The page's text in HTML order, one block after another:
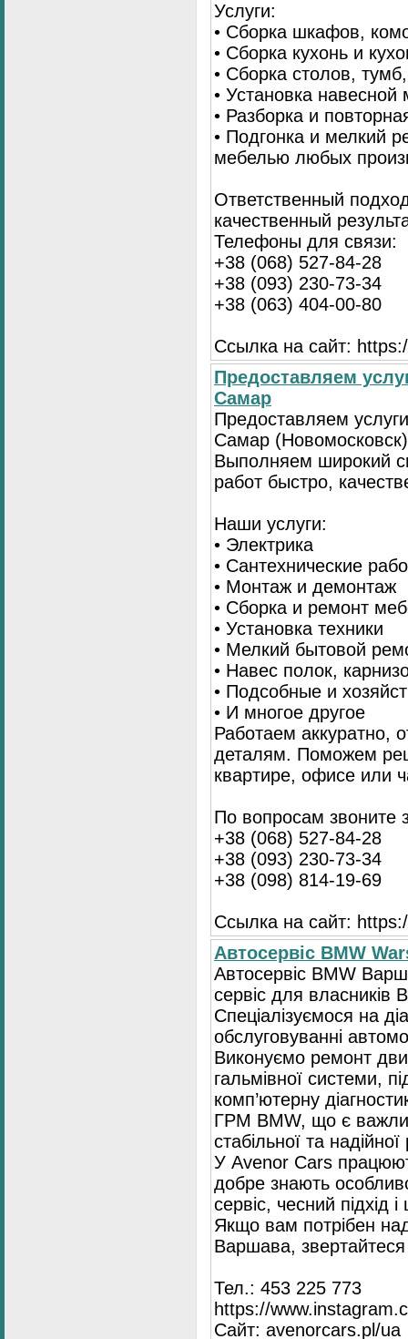
Услуги:
• Сборка шкафов,
• Сборка кухонь и
• Сборка столов,
• Установка
• Разборка и
• Подгонка и мелкий
мебелью любых
Ответственный
качественный
Телефоны для связи:
+38 (068) 527-84-28
+38 (093) 230-73-34
+38 (063) 404-00-80
Ссылка на сайт:
Предоставляем
Самар
Предоставляем
Самар
Выполняем широкий
работ быстро,
Наши услуги:
• Электрика
• Сантехнические
• Монтаж и демонтаж
• Сборка и ремонт
• Установка техники
• Мелкий бытовой
• Навес полок,
• Подсобные и
• И многое другое
Работаем аккуратно,
деталям. Поможем
квартире, офисе или
По вопросам звоните
+38 (068) 527-84-28
+38 (093) 230-73-34
+38 (098) 814-19-69
Ссылка на сайт:
Автосервіс BMW
Автосервіс BMW
сервіс для власників
Спеціалізуємося на
обслуговуванні
Виконуємо ремонт
гальмівної системи,
комп’ютерну
ГРМ BMW, що є
стабільної та
У Avenor Cars
добре знають
сервіс, чесний підхід
Якщо вам потрібен
Варшава,
Тел.: 453 225 773
https://
Сайт: avenorcars.pl/ua